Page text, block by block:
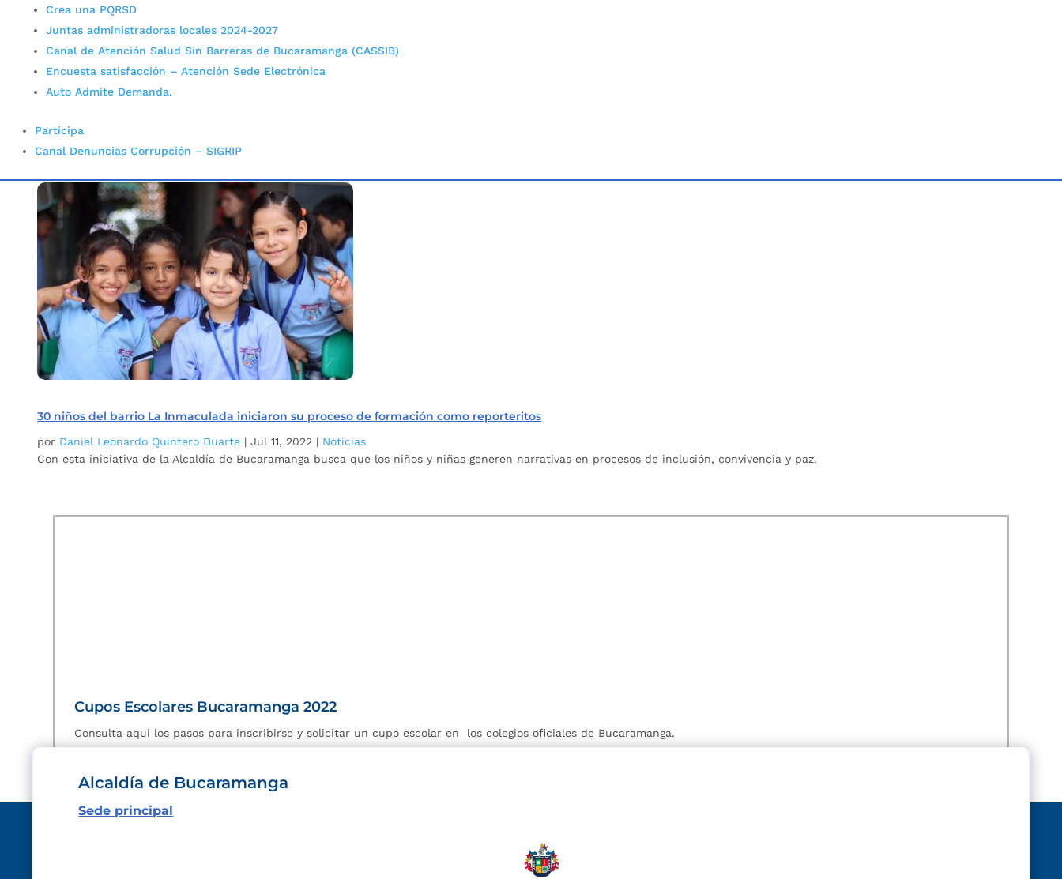
Crea una PQRSD
Juntas administradoras locales 2024-2027
Canal de Atención Salud Sin Barreras de Bucaramanga (CASSIB)
Encuesta satisfacción – Atención Sede Electrónica
Auto Admite Demanda.
Participa
Canal Denuncias Corrupción – SIGRIP
Inicio Etiqueta: Reporteritos
30 niños del barrio La Inmaculada iniciaron su proceso de formación como reporteritos
por Daniel Leonardo Quintero Duarte |Jul 11, 2022 | Noticias
Con esta iniciativa de la Alcaldía de Bucaramanga busca que los niños y niñas generen narrativas en procesos de inclusión, convivencia y paz.
Cupos Escolares Bucaramanga 2022
Consulta aqui los pasos para inscribirse y solicitar un cupo escolar en los colegios oficiales de Bucaramanga.
Alcaldía de Bucaramanga
Sede principal